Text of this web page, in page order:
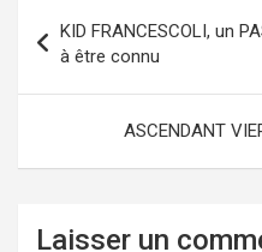
de
l’article
KID FRANCESCOLI, un
à être connu
ASCENDANT
Laisser un